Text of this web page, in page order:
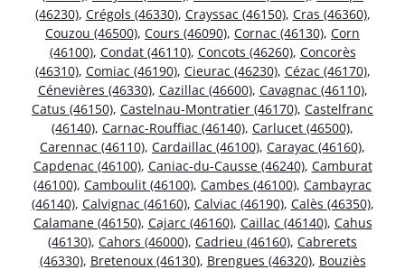
(46230), Crégols (46330), Crayssac (46150), Cras (46360),
Couzou (46500), Cours (46090), Cornac (46130), Corn
(46100), Condat (46110), Concots (46260), Concorès
(46310), Comiac (46190), Cieurac (46230), Cézac (46170),
Cénevières (46330), Cazillac (46600), Cavagnac (46110),
Catus (46150), Castelnau-Montratier (46170), Castelfranc
(46140), Carnac-Rouffiac (46140), Carlucet (46500),
Carennac (46110), Cardaillac (46100), Carayac (46160),
Capdenac (46100), Caniac-du-Causse (46240), Camburat
(46100), Camboulit (46100), Cambes (46100), Cambayrac
(46140), Calvignac (46160), Calviac (46190), Calès (46350),
Calamane (46150), Cajarc (46160), Caillac (46140), Cahus
(46130), Cahors (46000), Cadrieu (46160), Cabrerets
(46330), Bretenoux (46130), Brengues (46320), Bouziès